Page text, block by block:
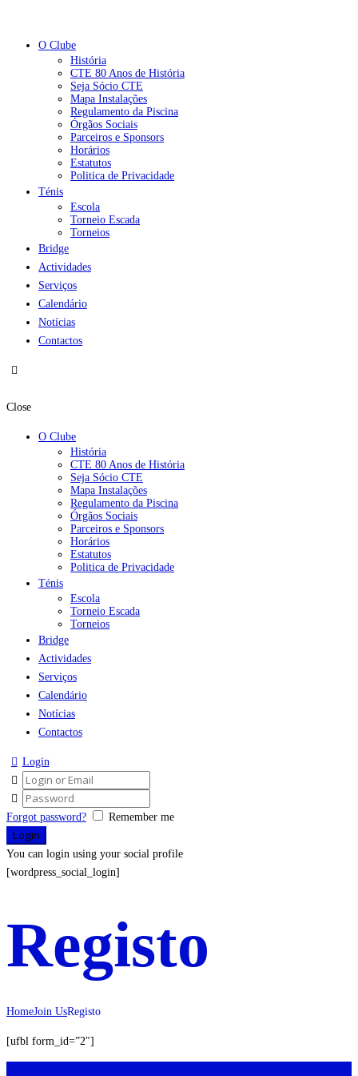
O Clube
História
CTE 80 Anos de História
Seja Sócio CTE
Mapa Instalações
Regulamento da Piscina
Órgãos Sociais
Parceiros e Sponsors
Horários
Estatutos
Politica de Privacidade
Ténis
Escola
Torneio Escada
Torneios
Bridge
Actividades
Serviços
Calendário
Notícias
Contactos
Close
O Clube
História
CTE 80 Anos de História
Seja Sócio CTE
Mapa Instalações
Regulamento da Piscina
Órgãos Sociais
Parceiros e Sponsors
Horários
Estatutos
Politica de Privacidade
Ténis
Escola
Torneio Escada
Torneios
Bridge
Actividades
Serviços
Calendário
Notícias
Contactos
Login
Forgot password? Remember me
You can login using your social profile
[wordpress_social_login]
Registo
HomeJoin UsRegisto
[ufbl form_id=”2″]